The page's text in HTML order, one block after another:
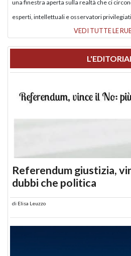
una finestra aperta sulla realtà che ci
esperti, intellettuali e osservatori privilegiati.
VEDI TUTTE LE
Referendum giustizia,
dubbi che politica
di Elisa Leuzzo